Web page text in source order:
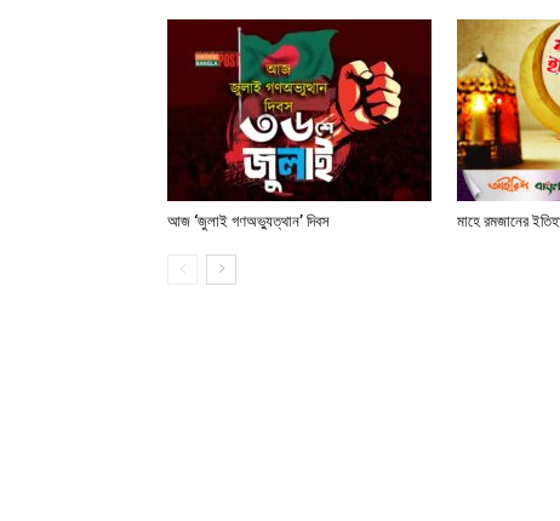
আজ ‘জুলাই গণঅভ্যুত্থান’ দিবস মাহে রমজানের